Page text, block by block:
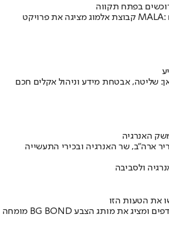
בפתח תקווה
קבוצת אלמוג מציגה את פרויקט MALA: מגדלי הפרימיום האחרונים
שליטה, אבטחת מידע וניהול אקלים חכם
האנרגיה
ארה"ב, שר האנרגיה ובכירי התעשייה
ולסביבה
את הטעות הזו